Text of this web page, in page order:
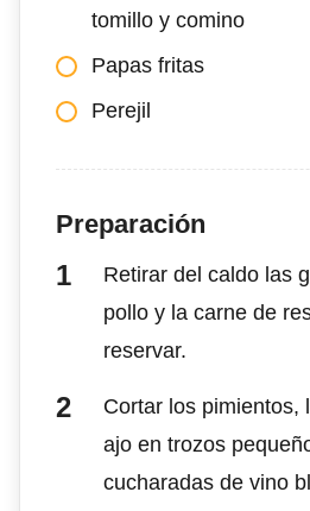
tomillo y comino
Papas fritas
Perejil
Preparación
Retirar del caldo las
pollo y la carne de
reservar.
Cortar los pimientos,
ajo en trozos
cucharadas de vino